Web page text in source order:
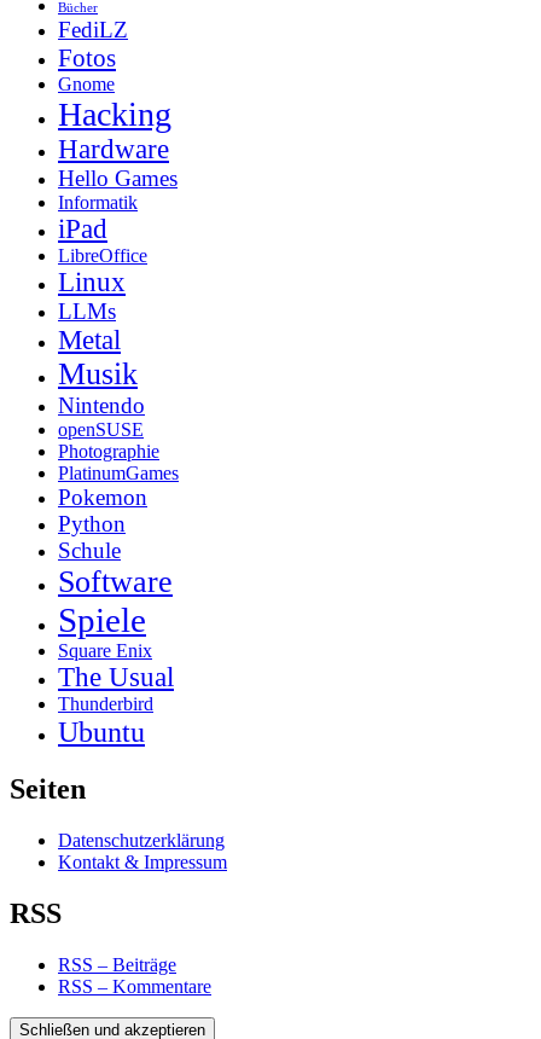
Bücher
FediLZ
Fotos
Gnome
Hacking
Hardware
Hello Games
Informatik
iPad
LibreOffice
Linux
LLMs
Metal
Musik
Nintendo
openSUSE
Photographie
PlatinumGames
Pokemon
Python
Schule
Software
Spiele
Square Enix
The Usual
Thunderbird
Ubuntu
Seiten
Datenschutzerklärung
Kontakt & Impressum
RSS
RSS – Beiträge
RSS – Kommentare